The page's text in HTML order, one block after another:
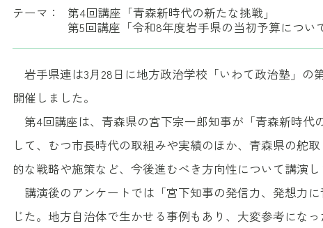
テーマ：
第4回講座「青森新時代の新たな挑戦」
第5回講座「令和8年度岩手県の当初予算につい
岩手県連は3月28日に地方政治学校「いわて政治塾」の
開催しました。
第4回講座は、青森県の宮下宗一郎知事が「青森新時代
して、むつ市長時代の取組みや実績のほか、青森県の舵
的な戦略や施策など、今後進むべき方向性について講演し
講演後のアンケートでは「宮下知事の発信力、発想力
じた。地方自治体で生かせる事例もあり、大変参考にな